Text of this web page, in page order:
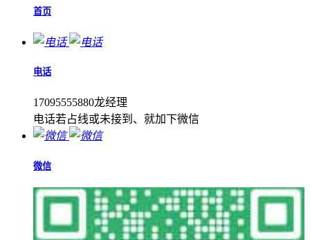
首页
电话
17095555880龙经理
电话若占线或未接到、就加下微信
微信